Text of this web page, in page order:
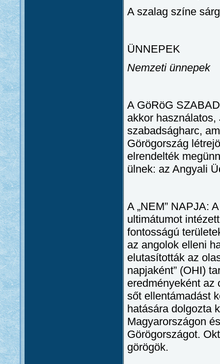
A szalag színe
ÜNNEPEK
Nemzeti ünnepek
A GöRöG
akkor
szabadságharc,
Görögország
elrendelték
ülnek: az Angyali
A „NEM” NAPJA:
ultimátumot
fontosságú
az angolok elleni
elutasították az
napjaként” (OHI)
eredményeként az
sőt ellentámadást
hatására dolgozta
Magyarországon
Görögországot.
görögök.